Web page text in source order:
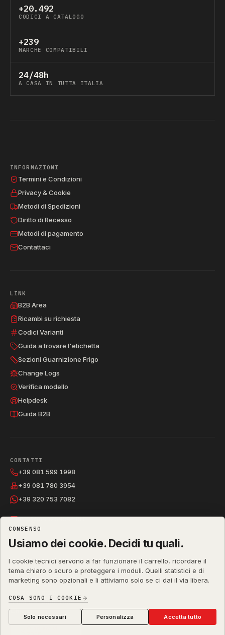
+20.492
CODICI A CATALOGO
+239
MARCHE COMPATIBILI
24/48h
A CASA IN TUTTA ITALIA
INFORMAZIONI
Termini e Condizioni
Privacy & Cookie
Metodi di Spedizioni
Diritto di Recesso
Metodi di pagamento
Contattaci
LINK
B2B Area
Ricambi su richiesta
Codici Varianti
Guida a trovare l'etichetta
Sezioni Guarnizione Frigo
Change Logs
Verifica modello
Helpdesk
Guida B2B
CONTATTI
+39 081 599 1998
+39 081 780 3954
+39 320 753 7082
info@manzoricambi.it
ORARI
Lunedì al Venerdì:
8:30 – 13:30
Sabato e Domenica:
Chiusi
CONSENSO
Usiamo dei cookie. Decidi tu quali.
I cookie tecnici servono a far funzionare il carrello, ricordare il
tema chiaro o scuro e proteggere i moduli. Quelli statistici e di
marketing sono opzionali e li attiviamo solo se ci dai il via libera.
COSA SONO I COOKIE
Solo necessari Personalizza Accetta tutto